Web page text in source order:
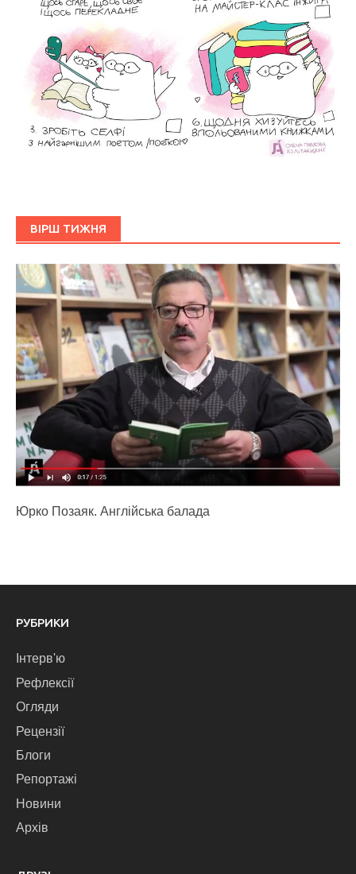
ВІРШ ТИЖНЯ
Юрко Позаяк. Англійська балада
РУБРИКИ
Інтерв'ю
Рефлексії
Огляди
Рецензії
Блоги
Репортажі
Новини
Архів